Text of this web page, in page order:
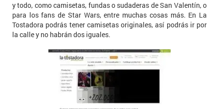
y todo, como camisetas, fundas o sudaderas de San Valentín, o
para los fans de Star Wars, entre muchas cosas más. En La
Tostadora podrás tener camisetas originales, así podrás ir por
la calle y no habrán dos iguales.